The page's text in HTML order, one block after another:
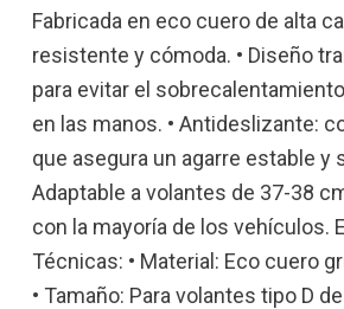
Fabricada en eco cuero de alta
resistente y cómoda. • Diseño
para evitar el
en las manos. • Antideslizante:
que asegura un agarre estable y
Adaptable a volantes de 37-38
con la mayoría de los vehículos.
Técnicas: • Material: Eco cuero
• Tamaño: Para volantes tipo D